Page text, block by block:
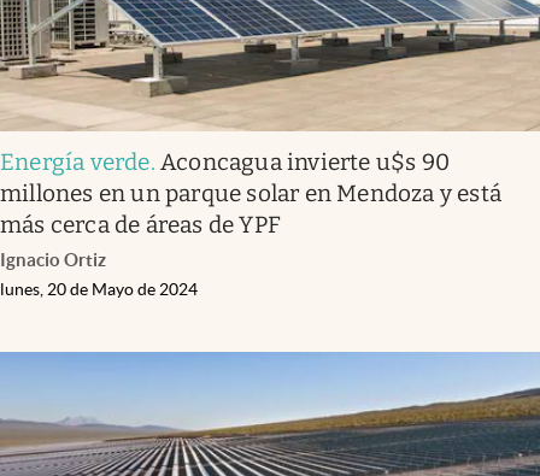
Energía verde. Aconcagua invierte u$s 90
millones en un parque solar en Mendoza y está
más cerca de áreas de YPF
Ignacio Ortiz
lunes, 20 de Mayo de 2024